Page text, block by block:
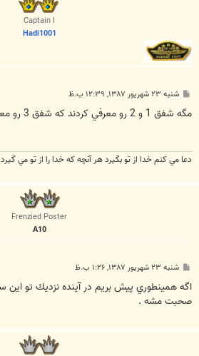
Captain I
Hadi1001
پ
ت
شنبه ۲۳ شهریور ۱۳۸۷, ۱۲:۳۹ ب.ظ
مگه شفق 1 و 2 رو معرفي کردند که شفق 3 رو معرفي بکنند
دعا مي كنم خدا از تو بگيرد هر آنچه كه خدا را از تو مي گيرد.
Frenzied Poster
A10
پ
ت
شنبه ۲۳ شهریور ۱۳۸۷, ۱:۲۶ ب.ظ
صحبت مشه .